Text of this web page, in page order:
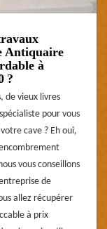
Antiquaire
à
?
de vieux livres
pour vous
cave ? Eh oui,
vous conseillons
de
allez récupérer
à prix